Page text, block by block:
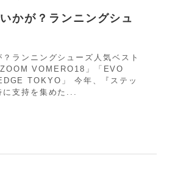
かが？ランニングシュ
ランニングシューズ人気ベスト
VOMERO18」「EVO
TOKYO」 今年、『ステッ
支持を集めた...